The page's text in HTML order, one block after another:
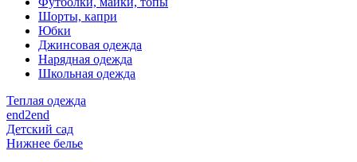
Шорты, капри
Юбки
Джинсовая одежда
Нарядная одежда
Школьная одежда
Теплая одежда
end2end
Детский сад
Нижнее белье